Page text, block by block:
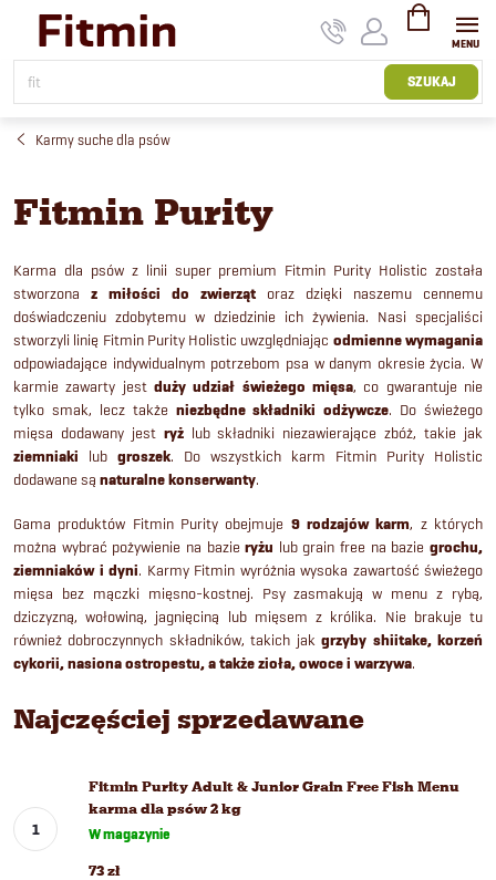
treści
SZUKAJ
KOSZYK
Karmy suche dla psów
Fitmin Purity
Karma dla psów z linii super premium Fitmin Purity Holistic została
stworzona z miłości do zwierząt oraz dzięki naszemu cennemu
doświadczeniu zdobytemu w dziedzinie ich żywienia. Nasi specjaliści
stworzyli linię Fitmin Purity Holistic uwzględniając odmienne wymagania
odpowiadające indywidualnym potrzebom psa w danym okresie życia. W
karmie zawarty jest duży udział świeżego mięsa, co gwarantuje nie
tylko smak, lecz także niezbędne składniki odżywcze. Do świeżego
mięsa dodawany jest ryżlub składniki niezawierające zbóż, takie jak
ziemniaki lub groszek. Do wszystkich karm Fitmin Purity Holistic
dodawane są naturalne konserwanty.
Gama produktów Fitmin Purity obejmuje 9 rodzajów karm, z których
można wybrać pożywienie na bazieryżu lub grain free na baziegrochu,
ziemniaków i dyni. Karmy Fitmin wyróżnia wysoka zawartość świeżego
mięsa bez mączki mięsno-kostnej. Psy zasmakują w menu z rybą,
dziczyzną, wołowiną, jagnięciną lub mięsem z królika. Nie brakuje tu
również dobroczynnych składników, takich jakgrzyby shiitake, korzeń
cykorii, nasiona ostropestu, a także zioła, owoce i warzywa.
Najczęściej sprzedawane
Fitmin Purity Adult & Junior Grain Free Fish Menu
karma dla psów 2 kg
W magazynie
73 zł